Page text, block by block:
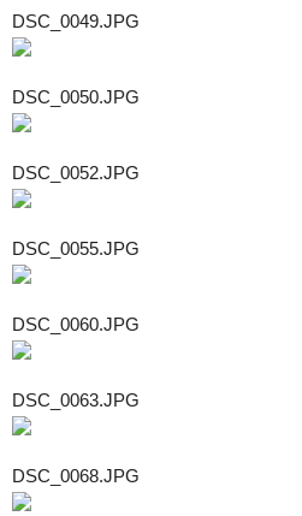
DSC_0049.JPG
DSC_0050.JPG
DSC_0052.JPG
DSC_0055.JPG
DSC_0060.JPG
DSC_0063.JPG
DSC_0068.JPG